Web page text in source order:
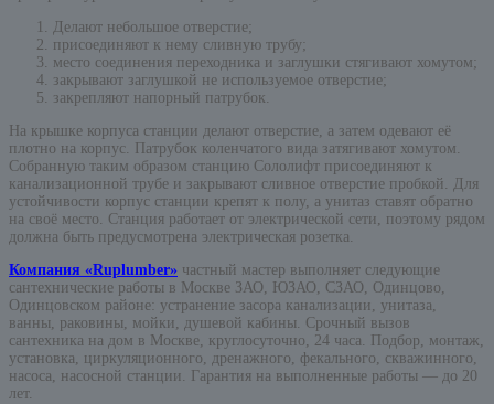
Делают небольшое отверстие;
присоединяют к нему сливную трубу;
место соединения переходника и заглушки стягивают хомутом;
закрывают заглушкой не используемое отверстие;
закрепляют напорный патрубок.
На крышке корпуса станции делают отверстие, а затем одевают её
плотно на корпус. Патрубок коленчатого вида затягивают хомутом.
Собранную таким образом станцию Сололифт присоединяют к
канализационной трубе и закрывают сливное отверстие пробкой. Для
устойчивости корпус станции крепят к полу, а унитаз ставят обратно
на своё место. Станция работает от электрической сети, поэтому рядом
должна быть предусмотрена электрическая розетка.
Компания «Ruplumber» частный мастер выполняет следующие
сантехнические работы в Москве ЗАО, ЮЗАО, СЗАО, Одинцово,
Одинцовском районе: устранение засора канализации, унитаза,
ванны, раковины, мойки, душевой кабины. Срочный вызов
сантехника на дом в Москве, круглосуточно, 24 часа. Подбор, монтаж,
установка, циркуляционного, дренажного, фекального, скважинного,
насоса, насосной станции. Гарантия на выполненные работы — до 20
лет.